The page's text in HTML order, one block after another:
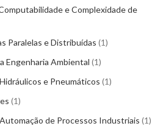
e Complexidade de
Paralelas e Distribuídas 1
Engenharia Ambiental 1
e Pneumáticos 1
1
de Processos Industriais 1